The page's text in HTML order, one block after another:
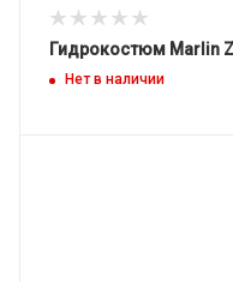
Гидрокостюм Marlin
Нет в наличии